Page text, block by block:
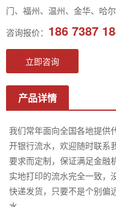
门、福州、温州、金华、哈
咨询报价： 186 7387
立即咨询
产品详情
我们常年面向全国各地提供
开银行流水，欢迎随时联系
要求而定制，保证满足金融
实地打印的流水完全一致，
快递发货，只要不是个别偏